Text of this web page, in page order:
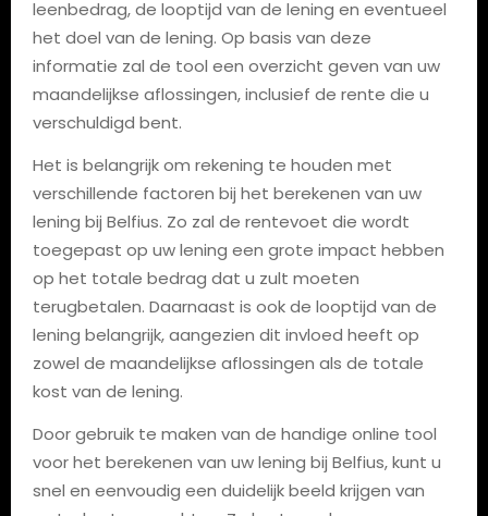
leenbedrag, de looptijd van de lening en eventueel
het doel van de lening. Op basis van deze
informatie zal de tool een overzicht geven van uw
maandelijkse aflossingen, inclusief de rente die u
verschuldigd bent.
Het is belangrijk om rekening te houden met
verschillende factoren bij het berekenen van uw
lening bij Belfius. Zo zal de rentevoet die wordt
toegepast op uw lening een grote impact hebben
op het totale bedrag dat u zult moeten
terugbetalen. Daarnaast is ook de looptijd van de
lening belangrijk, aangezien dit invloed heeft op
zowel de maandelijkse aflossingen als de totale
kost van de lening.
Door gebruik te maken van de handige online tool
voor het berekenen van uw lening bij Belfius, kunt u
snel en eenvoudig een duidelijk beeld krijgen van